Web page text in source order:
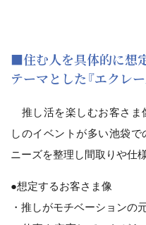
■住む人を具体的に想
テーマとした『エクレ
推し活を楽しむお客さま
しのイベントが多い池袋で
ニーズを整理し間取りや仕
●想定するお客さま像
・推しがモチベーションの